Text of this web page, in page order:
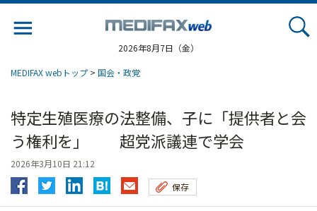
2026年8月7日（金）
MEDIFAX webトップ > 国会・政党
特定生殖医療の法整備、子に「提供者と会
う権利を」 超党派議連で学会
2026年3月10日 21:12
保存